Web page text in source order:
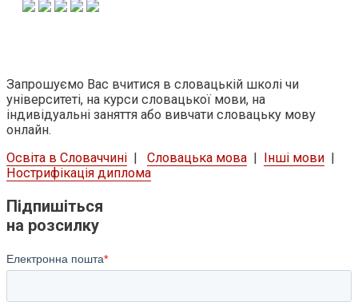
Запрошуємо Вас вчитися в словацькій школі чи
університеті, на курси словацької мови, на
індивідуальні заняття або вивчати словацьку мову
онлайн.
Освіта в Словаччині | Словацька мова | Інші мови |
Нострифікація диплома
Підпишіться
на розсилку